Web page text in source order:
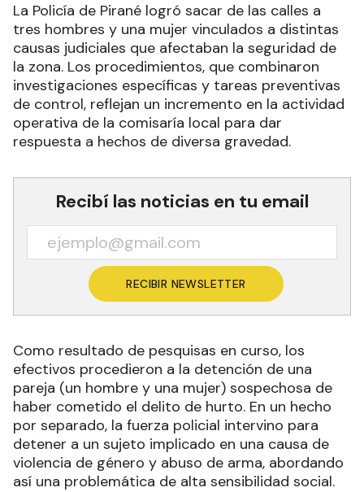
La Policía de Pirané logró sacar de las calles a
tres hombres y una mujer vinculados a distintas
causas judiciales que afectaban la seguridad de
la zona. Los procedimientos, que combinaron
investigaciones específicas y tareas preventivas
de control, reflejan un incremento en la actividad
operativa de la comisaría local para dar
respuesta a hechos de diversa gravedad.
Recibí las noticias en tu email
RECIBIR NEWSLETTER
Como resultado de pesquisas en curso, los
efectivos procedieron a la detención de una
pareja (un hombre y una mujer) sospechosa de
haber cometido el delito de hurto. En un hecho
por separado, la fuerza policial intervino para
detener a un sujeto implicado en una causa de
violencia de género y abuso de arma, abordando
así una problemática de alta sensibilidad social.